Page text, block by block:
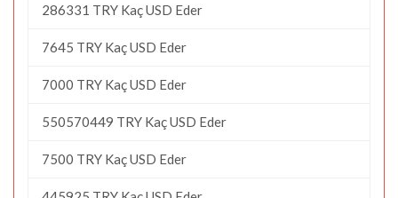
286331 TRY Kaç USD Eder
7645 TRY Kaç USD Eder
7000 TRY Kaç USD Eder
550570449 TRY Kaç USD Eder
7500 TRY Kaç USD Eder